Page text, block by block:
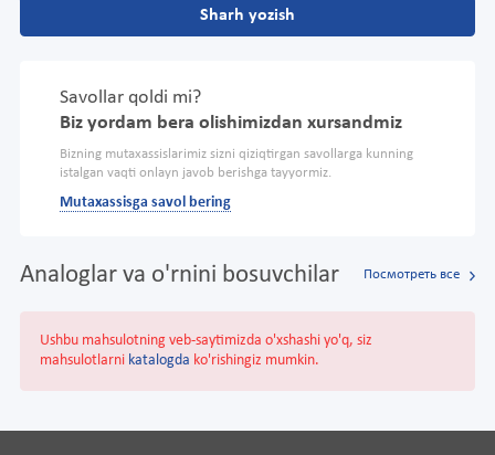
Sharh yozish
Savollar qoldi mi?
Biz yordam bera olishimizdan xursandmiz
Bizning mutaxassislarimiz sizni qiziqtirgan savollarga kunning
istalgan vaqti onlayn javob berishga tayyormiz.
Mutaxassisga savol bering
Analoglar va o'rnini bosuvchilar Посмотреть все
Ushbu mahsulotning veb-saytimizda o'xshashi yo'q, siz
mahsulotlarni katalogda ko'rishingiz mumkin.